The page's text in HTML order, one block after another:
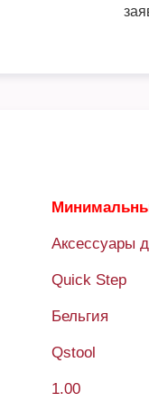
Аксессуары
Quick Step
Бельгия
Qstool
1.00